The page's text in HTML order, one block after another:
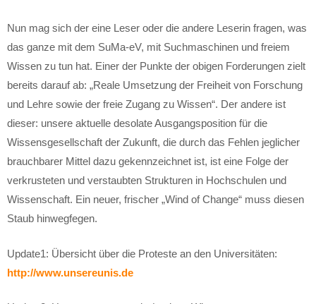
Nun mag sich der eine Leser oder die andere Leserin fragen, was
das ganze mit dem SuMa-eV, mit Suchmaschinen und freiem
Wissen zu tun hat. Einer der Punkte der obigen Forderungen zielt
bereits darauf ab: „Reale Umsetzung der Freiheit von Forschung
und Lehre sowie der freie Zugang zu Wissen“. Der andere ist
dieser: unsere aktuelle desolate Ausgangsposition für die
Wissensgesellschaft der Zukunft, die durch das Fehlen jeglicher
brauchbarer Mittel dazu gekennzeichnet ist, ist eine Folge der
verkrusteten und verstaubten Strukturen in Hochschulen und
Wissenschaft. Ein neuer, frischer „Wind of Change“ muss diesen
Staub hinwegfegen.
Update1: Übersicht über die Proteste an den Universitäten:
http://www.unsereunis.de